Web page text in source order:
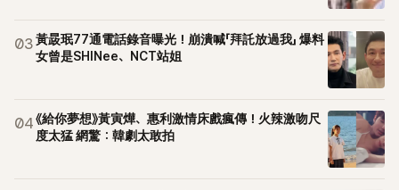
03黃晸珉77通電話錄音曝光！崩潰喊「拜託放過我」 爆料
女曾是SHINee、NCT站姐
04《給你夢想》黃寅燁、惠利激情床戲瘋傳！火辣激吻尺
度太猛 網驚：韓劇太敢拍